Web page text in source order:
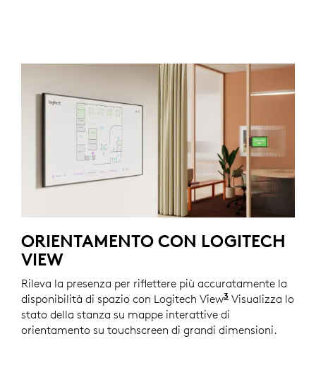
ORIENTAMENTO CON LOGITECH
VIEW
Rileva la presenza per riflettere più accuratamente la
disponibilità di spazio con Logitech View3 Richiede una
Visualizza lo
stato della stanza su mappe interattive di
orientamento su touchscreen di grandi dimensioni.